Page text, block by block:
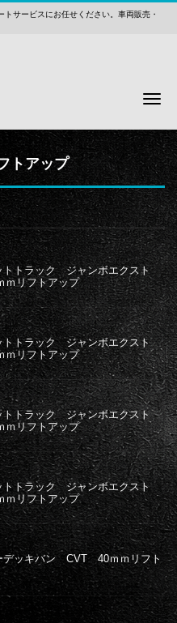
サービスにお任せください。車両販売・
トアップ
トトラック ジャンボエクスト
リフトアップ
トトラック ジャンボエクスト
リフトアップ
トトラック ジャンボエクスト
リフトアップ
トトラック ジャンボエクスト
リフトアップ
デッキバン CVT 40ｍｍリフト